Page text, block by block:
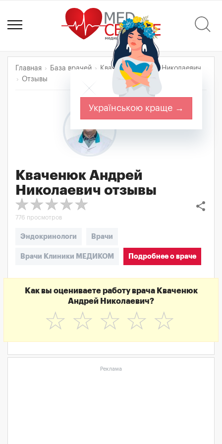
Главная База врачей
Кваченюк Андрей Николаевич
Отзывы
Кваченюк Андрей
Николаевич отзывы
share
776 просмотров
Эндокринологи Врачи
Врачи Клиники МЕДИКОМ Подробнее о враче
Как вы оцениваете работу врача Кваченюк
Андрей Николаевич?
☆
☆
☆
☆
☆
Реклама
Українською краще →